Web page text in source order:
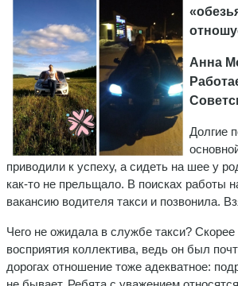
Анна
Долгие
приводили к успеху, а сидеть на шее у
как-то не прельщало. В поисках работы
вакансию водителя такси и позвонила.
Чего не ожидала в службе такси? Скорее
восприятия коллектива, ведь он был
дорогах отношение тоже адекватное: